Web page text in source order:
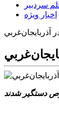
سردبیر
اخبار ویژه